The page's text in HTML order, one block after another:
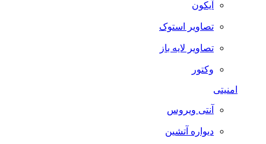
آیکون
تصاویر استوک
تصاویر لایه باز
وکتور
امنیتی
آنتی ویروس
دیواره آتشین